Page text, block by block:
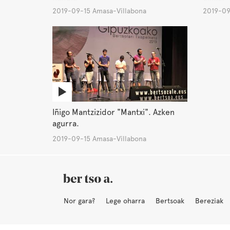
2019-09-15 Amasa-Villabona 2019-
Iñigo Mantzizidor "Mantxi". Azken
agurra.
2019-09-15 Amasa-Villabona
Nor gara? Lege oharra Bertsoak Bereziak